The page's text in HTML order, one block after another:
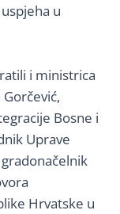
u
i ministrica
Bosne i
Uprave
Hrvatske u